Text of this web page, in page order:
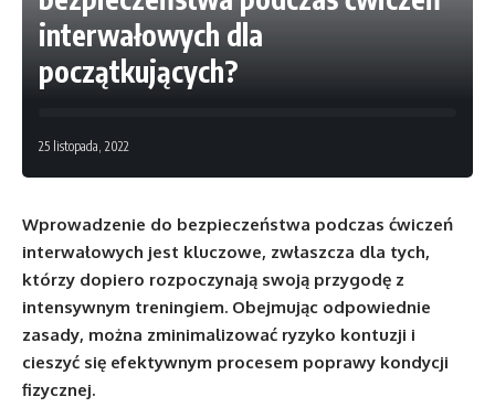
interwałowych dla
początkujących?
25 listopada, 2022
Wprowadzenie do bezpieczeństwa podczas ćwiczeń
interwałowych jest kluczowe, zwłaszcza dla tych,
którzy dopiero rozpoczynają swoją przygodę z
intensywnym treningiem. Obejmując odpowiednie
zasady, można zminimalizować ryzyko kontuzji i
cieszyć się efektywnym procesem poprawy kondycji
fizycznej.